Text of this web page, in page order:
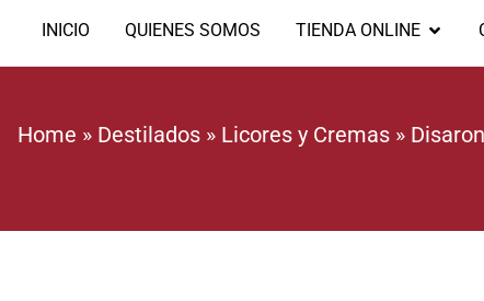
INICIO QUIENES SOMOS TIENDA ONLINE
Home » Destilados» Licores y Cremas»